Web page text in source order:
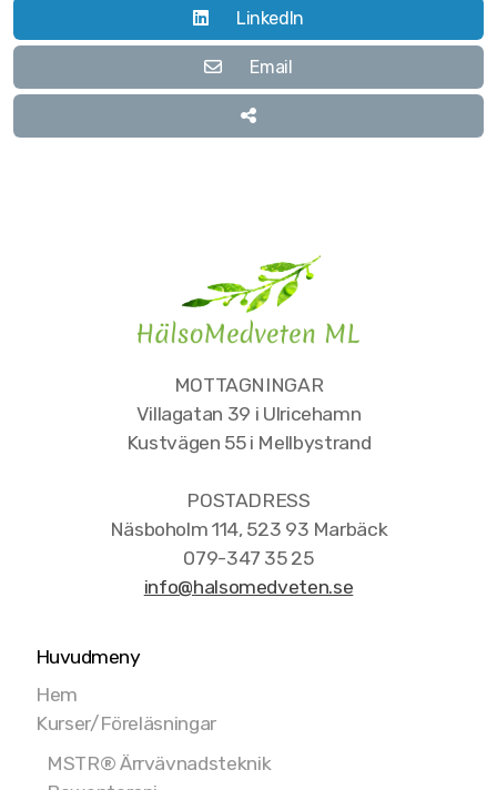
LinkedIn
Email
MOTTAGNINGAR
Villagatan 39 i Ulricehamn
Kustvägen 55 i Mellbystrand
POSTADRESS
Näsboholm 114, 523 93 Marbäck
079-347 35 25
info@halsomedveten.se
Huvudmeny
Hem
Kurser/Föreläsningar
MSTR® Ärrvävnadsteknik